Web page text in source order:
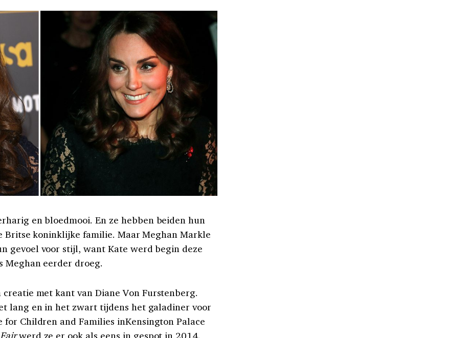
en bloedmooi. En ze hebben beiden hun
Britse koninklijke familie. Maar Meghan Markle
gevoel voor stijl, want Kate werd begin deze
Meghan eerder droeg.
met kant van Diane Von Furstenberg.
lang en in het zwart tijdens het galadiner voor
Children and Families inKensington Palace
werd ze er ook als eens in gespot in 2014.